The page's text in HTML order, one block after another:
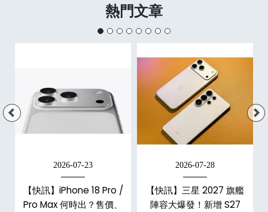
熱門文章
2026-07-23
【快訊】iPhone 18 Pro /
Pro Max 何時出？售價、
2026-07-28
【快訊】三星 2027 旗艦
陣容大爆發！新增 S27